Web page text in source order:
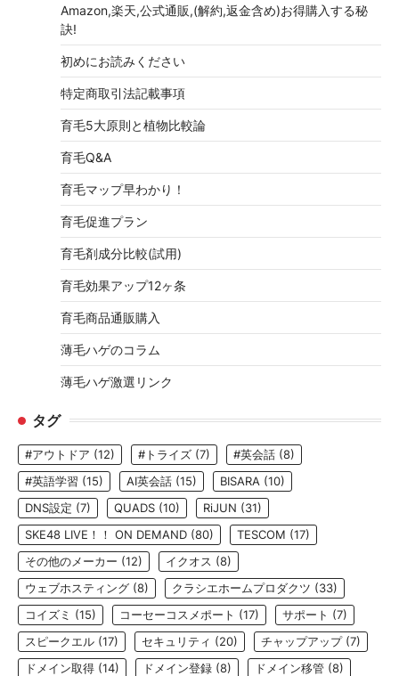
Amazon,楽天,公式通販,(解約,返金含め)お得購入する秘
訣!
初めにお読みください
特定商取引法記載事項
育毛5大原則と植物比較論
育毛Q&A
育毛マップ早わかり！
育毛促進プラン
育毛剤成分比較(試用)
育毛効果アップ12ヶ条
育毛商品通販購入
薄毛ハゲのコラム
薄毛ハゲ激選リンク
タグ
#アウトドア (12) #トライズ (7) #英会話 (8)
#英語学習 (15) AI英会話 (15) BISARA (10)
DNS設定 (7) QUADS (10) RiJUN (31)
SKE48 LIVE！！ ON DEMAND (80) TESCOM (17)
その他のメーカー (12) イクオス (8)
ウェブホスティング (8) クラシエホームプロダクツ (33)
コイズミ (15) コーセーコスメポート (17) サポート (7)
スピークエル (17) セキュリティ (20) チャップアップ(7)
ドメイン取得 (14) ドメイン登録 (8) ドメイン移管 (8)